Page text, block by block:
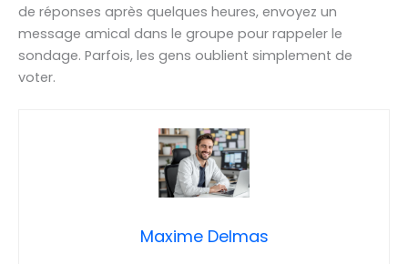
de réponses après quelques heures, envoyez un
message amical dans le groupe pour rappeler le
sondage. Parfois, les gens oublient simplement de
voter.
Maxime Delmas